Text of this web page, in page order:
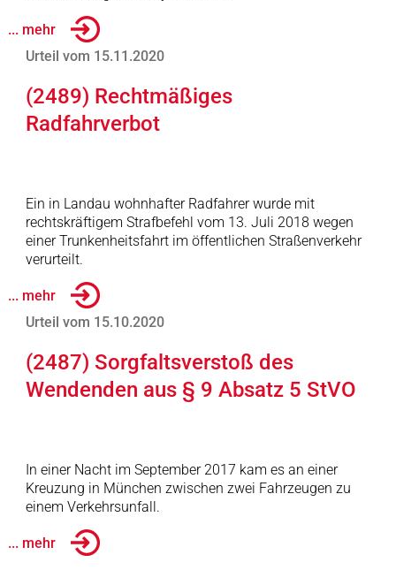
... mehr
Urteil vom 15.11.2020
(2489) Rechtmäßiges
Radfahrverbot
Ein in Landau wohnhafter Radfahrer wurde mit
rechtskräftigem Strafbefehl vom 13. Juli 2018 wegen
einer Trunkenheitsfahrt im öffentlichen Straßenverkehr
verurteilt.
... mehr
Urteil vom 15.10.2020
(2487) Sorgfaltsverstoß des
Wendenden aus § 9 Absatz 5 StVO
In einer Nacht im September 2017 kam es an einer
Kreuzung in München zwischen zwei Fahrzeugen zu
einem Verkehrsunfall.
... mehr